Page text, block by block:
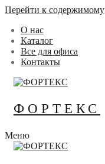
Перейти к содержимому
О нас
Каталог
Все для офиса
Контакты
ФОРТЕКС
Меню